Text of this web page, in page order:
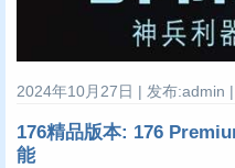
2024年10月27日 | 发布:admin
176精品版本: 176
能